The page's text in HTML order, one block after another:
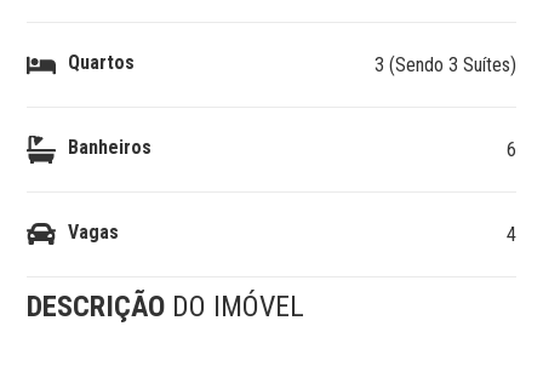
Quartos 3 (Sendo 3 Suítes)
Banheiros 6
Vagas 4
DESCRIÇÃO DO IMÓVEL